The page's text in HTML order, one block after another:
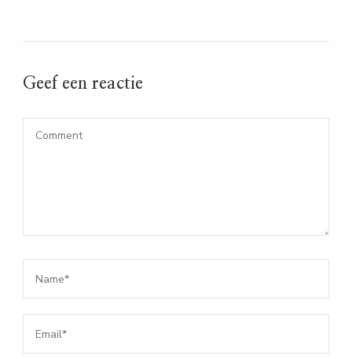
Geef een reactie